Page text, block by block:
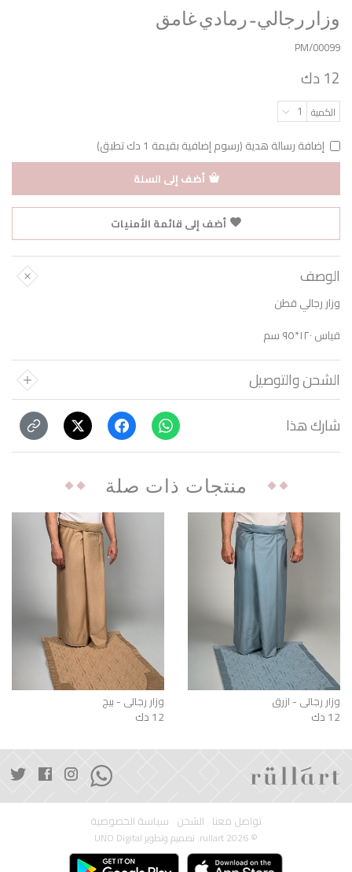
وزار رجالي - رمادي غامق
PM/00099
12 دك
الكمية 1
إضافة رسالة هدية (رسوم إضافية بقيمة 1 دك تطبق)
أضف إلى السلة
أضف إلى قائمة الأمنيات
الوصف
وزار رجالي قطن
قياس ١٢٠*٩٥ سم
الشحن والتوصيل
شارك هذا
منتجات ذات صلة
وزار رجالي - ازرق
12 دك
وزار رجالي - بيج
12 دك
تواصل معنا الشحن سياسة الخصوصية
© 2026 rullart. تصميم وتطوير UNO Digital